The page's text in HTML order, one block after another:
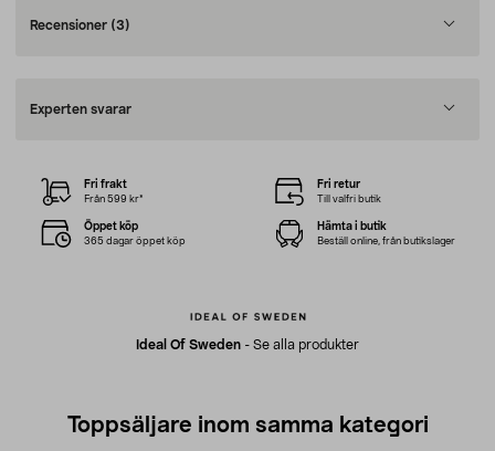
Recensioner (3)
Experten svarar
Ideal Of Sweden - Se alla produkter
Fri frakt
Från 599 kr*
Fri retur
Till valfri butik
Öppet köp
365 dagar öppet köp
Hämta i butik
Beställ online, från butikslager
Toppsäljare inom samma kategori